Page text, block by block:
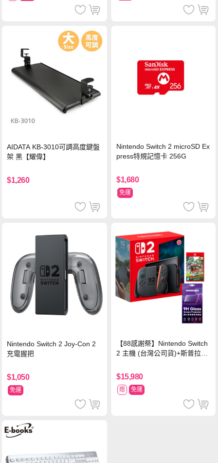
AIDATA KB-3010可調高度鍵盤
架 黑【耀偉】
$1,260
Nintendo Switch 2 microSD Ex
press特規記憶卡 256G
$1,680
免運
Nintendo Switch 2 Joy-Con 2
充電握把
$1,050
免運
【88感謝祭】Nintendo Switch
2 主機 (台灣公司貨)+斯普拉遁
$15,980
贈 免運